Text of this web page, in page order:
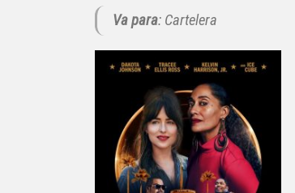
Va para: Cartelera